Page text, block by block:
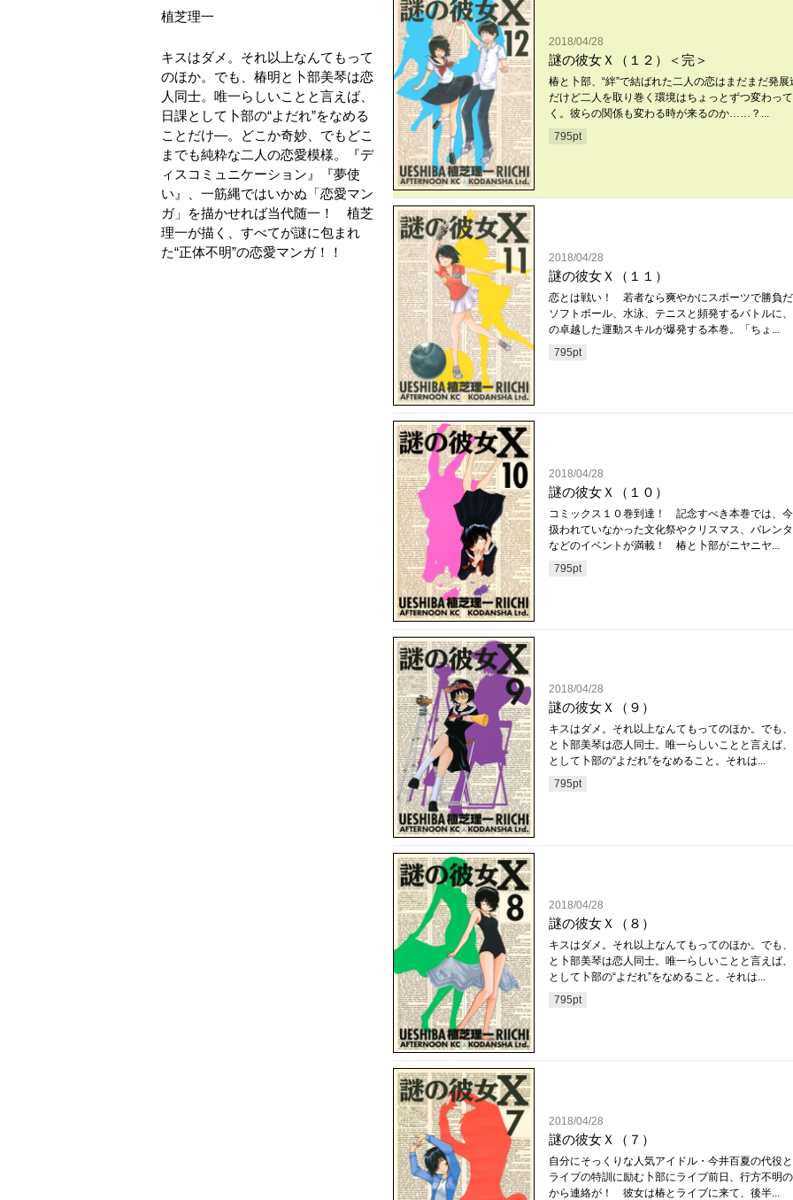
植芝理一
キスはダメ。それ以上なんてもって
のほか。でも、椿明と卜部美琴は恋
人同士。唯一らしいことと言えば、
日課として卜部の“よだれ”をなめる
ことだけ―。どこか奇妙、でもどこ
までも純粋な二人の恋愛模様。『デ
ィスコミュニケーション』『夢使
い』、一筋縄ではいかぬ「恋愛マン
ガ」を描かせれば当代随一！ 植芝
理一が描く、すべてが謎に包まれ
た“正体不明”の恋愛マンガ！！
2018/04/28
謎の彼女Ｘ（１２）＜完＞
椿と卜部、“絆”で結ばれた二人の恋はまだまだ発展
だけど二人を取り巻く環境はちょっとずつ変わっ
く。彼らの関係も変わる時が来るのか……？...
795pt
2018/04/28
謎の彼女Ｘ（１１）
恋とは戦い！ 若者なら爽やかにスポーツで勝負
ソフトボール、水泳、テニスと頻発するバトルに
の卓越した運動スキルが爆発する本巻。「ちょ...
795pt
2018/04/28
謎の彼女Ｘ（１０）
コミックス１０巻到達！ 記念すべき本巻では、
扱われていなかった文化祭やクリスマス、バレン
などのイベントが満載！ 椿と卜部がニヤニヤ...
795pt
2018/04/28
謎の彼女Ｘ（９）
キスはダメ。それ以上なんてもってのほか。でも
と卜部美琴は恋人同士。唯一らしいことと言えば
として卜部の“よだれ”をなめること。それは...
795pt
2018/04/28
謎の彼女Ｘ（８）
キスはダメ。それ以上なんてもってのほか。でも
と卜部美琴は恋人同士。唯一らしいことと言えば
として卜部の“よだれ”をなめること。それは...
795pt
2018/04/28
謎の彼女Ｘ（７）
自分にそっくりな人気アイドル・今井百夏の代役
ライブの特訓に励む卜部にライブ前日、行方不明
から連絡が！ 彼女は椿とライブに来て、後半...